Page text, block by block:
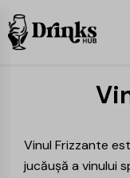
Vinul Frizzante
jucăușă a vinului